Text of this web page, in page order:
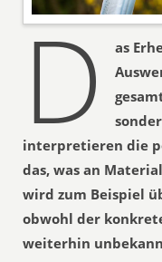
D
as
interpretieren die
das, was an
wird zum Beispiel
obwohl der
weiterhin